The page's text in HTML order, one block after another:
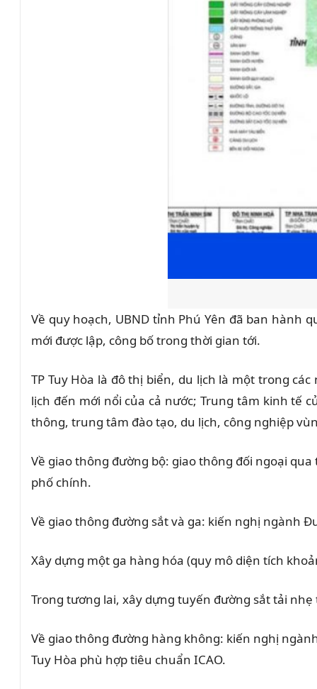
Về quy hoạch, UBND tỉnh Phú Yên đã ban hành
mới được lập, công bố trong thời gian tới.
TP Tuy Hòa là đô thị biển, du lịch là một trong
lịch đến mới nổi của cả nước; Trung tâm kinh tế
thông, trung tâm đào tạo, du lịch, công nghiệp
Về giao thông đường bộ: giao thông đối ngoại
phố chính.
Về giao thông đường sắt và ga: kiến nghị ngành
Xây dựng một ga hàng hóa (quy mô diện tích
Trong tương lai, xây dựng tuyến đường sắt tải
Về giao thông đường hàng không: kiến nghị
Tuy Hòa phù hợp tiêu chuẩn ICAO.